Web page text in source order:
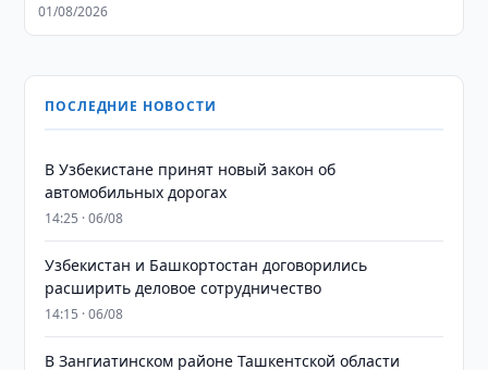
01/08/2026
ПОСЛЕДНИЕ НОВОСТИ
В Узбекистане принят новый закон об
автомобильных дорогах
14:25 · 06/08
Узбекистан и Башкортостан договорились
расширить деловое сотрудничество
14:15 · 06/08
В Зангиатинском районе Ташкентской области